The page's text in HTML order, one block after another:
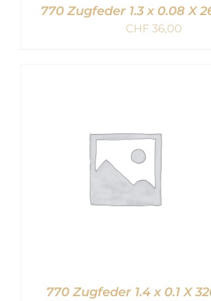
770 Zugfeder 1.3 x 0.08 X
CHF 36,00
770 Zugfeder 1.4 x 0.1 X